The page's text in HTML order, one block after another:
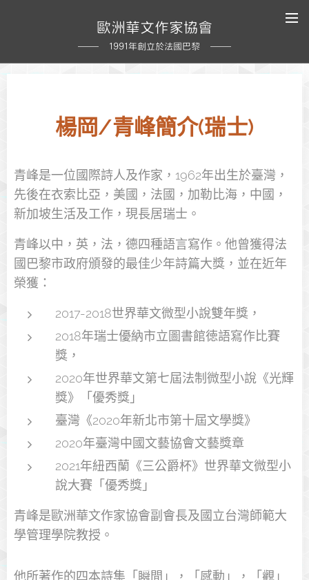
歐洲華文作家協會
1991年創立於法國巴黎
楊岡/青峰簡介(瑞士)
青峰是一位國際詩人及作家，1962年出生於臺灣，
先後在衣索比亞，美國，法國，加勒比海，中國，
新加坡生活及工作，現長居瑞士。
青峰以中，英，法，德四種語言寫作。他曾獲得法
國巴黎市政府頒發的最佳少年詩篇大獎，並在近年
榮獲：
2017-2018世界華文微型小說雙年獎，
2018年瑞士優納市立圖書館徳語寫作比賽
獎，
2020年世界華文第七屆法制微型小說《光輝
獎》「優秀獎」
臺灣《2020年新北市第十屆文學獎》
2020年臺灣中國文藝協會文藝獎章
2021年紐西蘭《三公爵杯》世界華文微型小
說大賽「優秀獎」
青峰是歐洲華文作家協會副會長及國立台灣師範大
學管理學院教授。
他所著作的四本詩集「瞬間」，「感動」，「觀」